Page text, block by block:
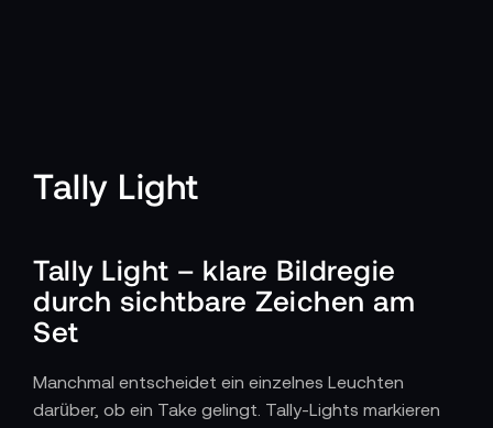
Tally Light
Tally Light – klare Bildregie
durch sichtbare Zeichen am
Set
Manchmal entscheidet ein einzelnes Leuchten
darüber, ob ein Take gelingt. Tally-Lights markieren